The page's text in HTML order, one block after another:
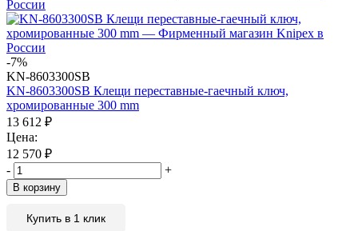
-7%
KN-8603300SB
KN-8603300SB Клещи переставные-гаечный ключ,
хромированные 300 mm
13 612 ₽
Цена:
12 570 ₽
-
+
В корзину
Купить в 1 клик